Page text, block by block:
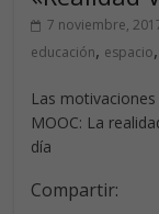
7 noviembre,
educación, espacio,
Las
MOOC: La
día
Compartir: